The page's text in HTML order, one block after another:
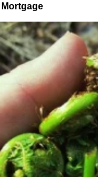
Mortgage